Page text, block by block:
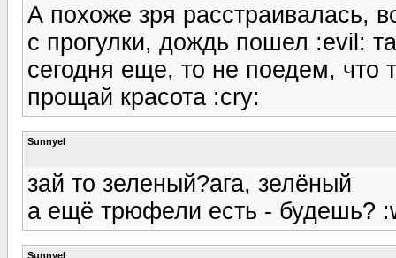
А похоже зря расстраивалась,
с прогулки, дождь пошел :evil:
сегодня еще, то не поедем, что
прощай красота :cry:
Sunnyel
зай то зеленый?ага, зелёный
а ещё трюфели есть - будешь?
Sunnyel